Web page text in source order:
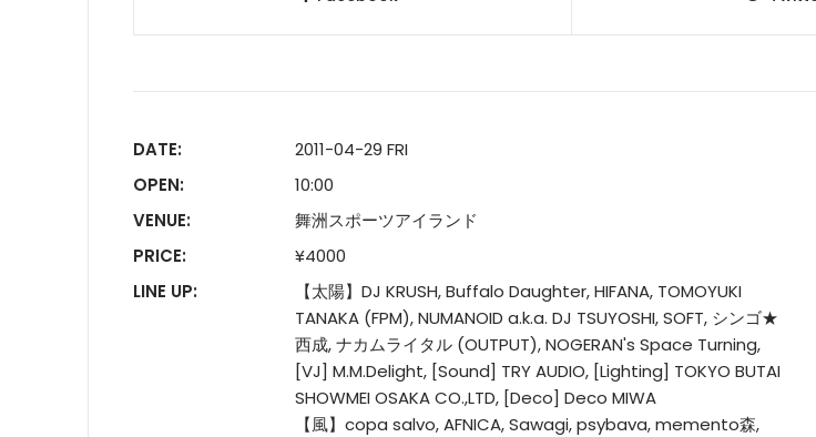
DATE:
2011-04-29 FRI
OPEN:
10:00
VENUE:
舞洲スポーツアイランド
PRICE:
¥4000
LINE UP:
【太陽】DJ KRUSH, Buffalo Daughter, HIFANA, TOMOYUKI
TANAKA (FPM), NUMANOID a.k.a. DJ TSUYOSHI, SOFT, シンゴ★
西成, ナカムライタル (OUTPUT), NOGERAN's Space Turning,
[VJ] M.M.Delight, [Sound] TRY AUDIO, [Lighting] TOKYO BUTAI
SHOWMEI OSAKA CO.,LTD, [Deco] Deco MIWA
【風】copa salvo, AFNICA, Sawagi, psybava, memento森,